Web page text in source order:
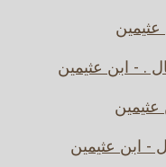
. - ابن عثيمين
- ابن عثيمين